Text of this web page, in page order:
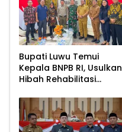
Bupati Luwu Temui
Kepala BNPB RI, Usulkan
Hibah Rehabilitasi